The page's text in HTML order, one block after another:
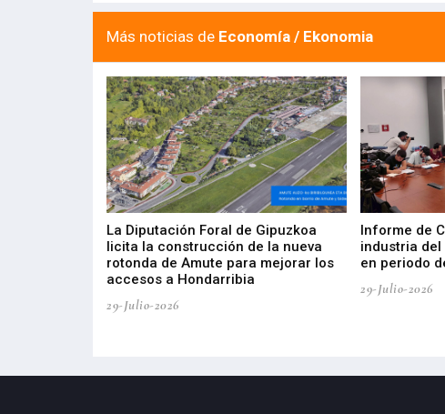
Más noticias de Economía / Ekonomia
La Diputación Foral de Gipuzkoa
licita la construcción de la nueva
rotonda de Amute para mejorar los
accesos a Hondarribia
29-Julio-2026
Informe de
industria del
en periodo
29-Julio-2026